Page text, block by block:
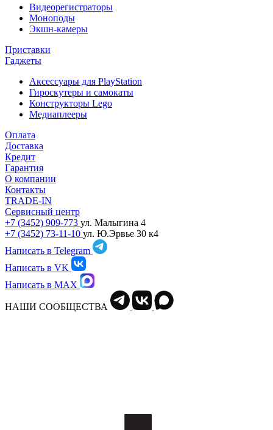
Видеорегистраторы
Моноподы
Экшн-камеры
Приставки
Гаджеты
Аксессуары для PlayStation
Гироскутеры и самокаты
Конструкторы Lego
Медиаплееры
Оплата
Доставка
Кредит
Гарантия
О компании
Контакты
TRADE-IN
Сервисный центр
+7 (3452) 909-773 ул. Малыгина 4
+7 (3452) 73-11-10 ул. Ю.Эрвье 30 к4
Написать в Telegram
Написать в VK
Написать в MAX
НАШИ СООБЩЕСТВА